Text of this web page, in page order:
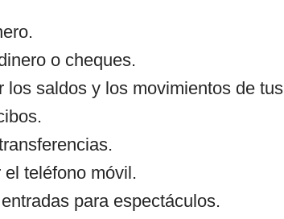
o cheques.
los saldos y los movimientos de
el teléfono móvil.
para espectáculos.